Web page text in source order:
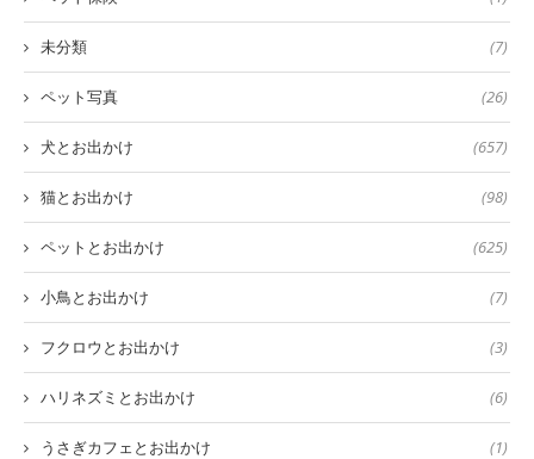
未分類 (7)
ペット写真 (26)
犬とお出かけ (657)
猫とお出かけ (98)
ペットとお出かけ (625)
小鳥とお出かけ (7)
フクロウとお出かけ (3)
ハリネズミとお出かけ (6)
うさぎカフェとお出かけ (1)